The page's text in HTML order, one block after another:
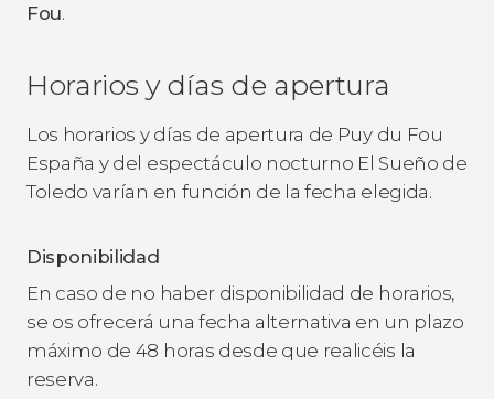
Fou.
Horarios y días de apertura
Los horarios y días de apertura de Puy du Fou
España y del espectáculo nocturno El Sueño de
Toledo varían en función de la fecha elegida.
Disponibilidad
En caso de no haber disponibilidad de horarios,
se os ofrecerá una fecha alternativa en un plazo
máximo de 48 horas desde que realicéis la
reserva.